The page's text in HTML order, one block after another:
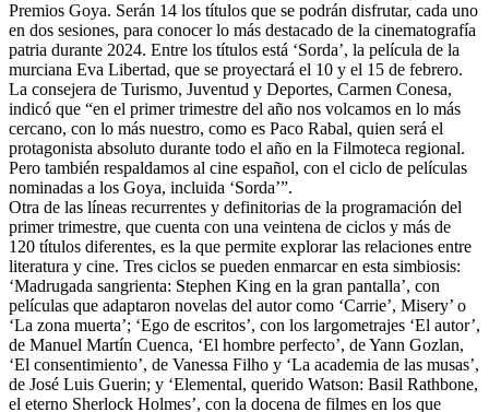
Premios Goya. Serán 14 los títulos que se podrán disfrutar, cada uno
en dos sesiones, para conocer lo más destacado de la cinematografía
patria durante 2024. Entre los títulos está ‘Sorda’, la película de la
murciana Eva Libertad, que se proyectará el 10 y el 15 de febrero.
La consejera de Turismo, Juventud y Deportes, Carmen Conesa,
indicó que “en el primer trimestre del año nos volcamos en lo más
cercano, con lo más nuestro, como es Paco Rabal, quien será el
protagonista absoluto durante todo el año en la Filmoteca regional.
Pero también respaldamos al cine español, con el ciclo de películas
nominadas a los Goya, incluida ‘Sorda’”.
Otra de las líneas recurrentes y definitorias de la programación del
primer trimestre, que cuenta con una veintena de ciclos y más de
120 títulos diferentes, es la que permite explorar las relaciones entre
literatura y cine. Tres ciclos se pueden enmarcar en esta simbiosis:
‘Madrugada sangrienta: Stephen King en la gran pantalla’, con
películas que adaptaron novelas del autor como ‘Carrie’, Misery’ o
‘La zona muerta’; ‘Ego de escritos’, con los largometrajes ‘El autor’,
de Manuel Martín Cuenca, ‘El hombre perfecto’, de Yann Gozlan,
‘El consentimiento’, de Vanessa Filho y ‘La academia de las musas’,
de José Luis Guerin; y ‘Elemental, querido Watson: Basil Rathbone,
el eterno Sherlock Holmes’, con la docena de filmes en los que